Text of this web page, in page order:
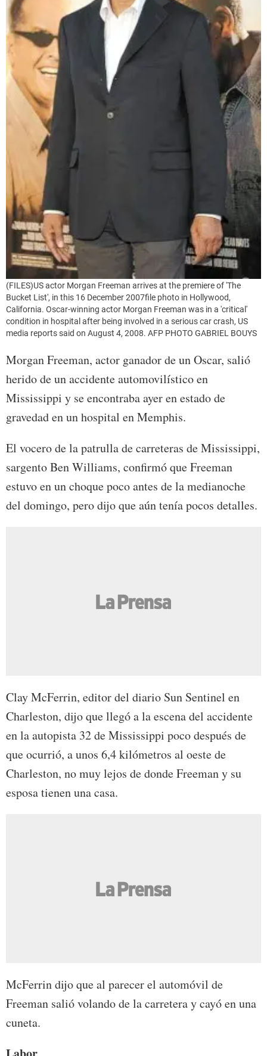
(FILES)US actor Morgan Freeman arrives at the premiere of 'The
Bucket List', in this 16 December 2007file photo in Hollywood,
California. Oscar-winning actor Morgan Freeman was in a 'critical'
condition in hospital after being involved in a serious car crash, US
media reports said on August 4, 2008. AFP PHOTO GABRIEL BOUYS
Morgan Freeman, actor ganador de un Oscar, salió
herido de un accidente automovilístico en
Mississippi y se encontraba ayer en estado de
gravedad en un hospital en Memphis.
El vocero de la patrulla de carreteras de Mississippi,
sargento Ben Williams, confirmó que Freeman
estuvo en un choque poco antes de la medianoche
del domingo, pero dijo que aún tenía pocos detalles.
Clay McFerrin, editor del diario Sun Sentinel en
Charleston, dijo que llegó a la escena del accidente
en la autopista 32 de Mississippi poco después de
que ocurrió, a unos 6,4 kilómetros al oeste de
Charleston, no muy lejos de donde Freeman y su
esposa tienen una casa.
McFerrin dijo que al parecer el automóvil de
Freeman salió volando de la carretera y cayó en una
cuneta.